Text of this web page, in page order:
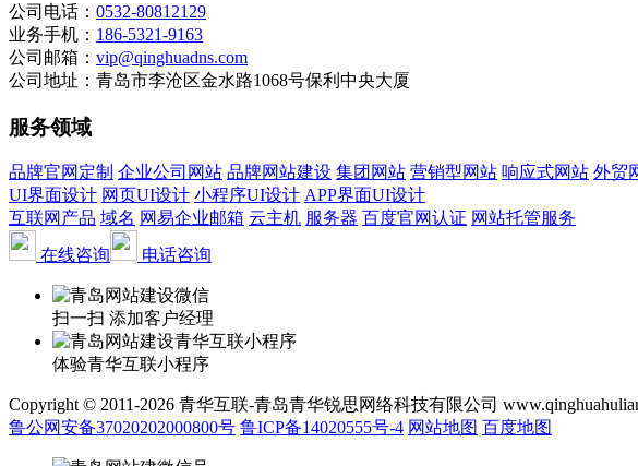
公司电话： 0532-80812129
业务手机： 186-5321-9163
公司邮箱： vip@qinghuadns.com
公司地址：青岛市李沧区金水路1068号保利中央大厦
服务领域
品牌官网定制 企业公司网站 品牌网站建设 集团网站 营销型网站 响应式网站 外贸
UI界面设计 网页UI设计 小程序UI设计 APP界面UI设计
互联网产品 域名 网易企业邮箱 云主机 服务器 百度官网认证 网站托管服务
在线咨询
电话咨询
扫一扫 添加客户经理
体验青华互联小程序
Copyright © 2011-2026 青华互联-青岛青华锐思网络科技有限公司
鲁公网安备37020202000800号 鲁ICP备14020555号-4 网站地图 百度地图